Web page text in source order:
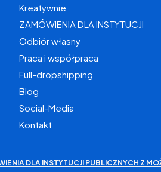
Kreatywnie
ZAMÓWIENIA DLA INSTYTUCJI
Odbiór własny
Praca i współpraca
Full-dropshipping
Blog
Social-Media
Kontakt
DLA INSTYTUCJI PUBLICZNYCH Z